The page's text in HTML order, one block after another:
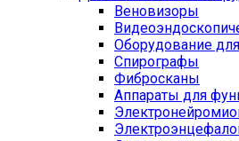
Веновизоры
Оборудование
Спирографы
Фибросканы
Аппараты для